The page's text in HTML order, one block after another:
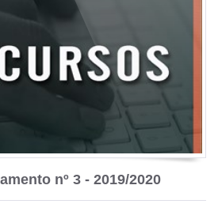
nº 3 - 2019/2020